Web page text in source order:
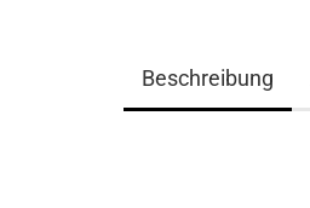
Beschreibung